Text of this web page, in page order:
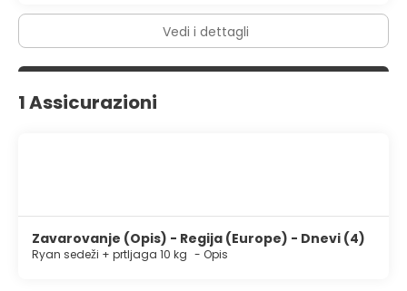
Vedi i dettagli
1 Assicurazioni
Zavarovanje (Opis) - Regija (Europe) - Dnevi (4)
Ryan sedeži + prtljaga 10 kg - Opis